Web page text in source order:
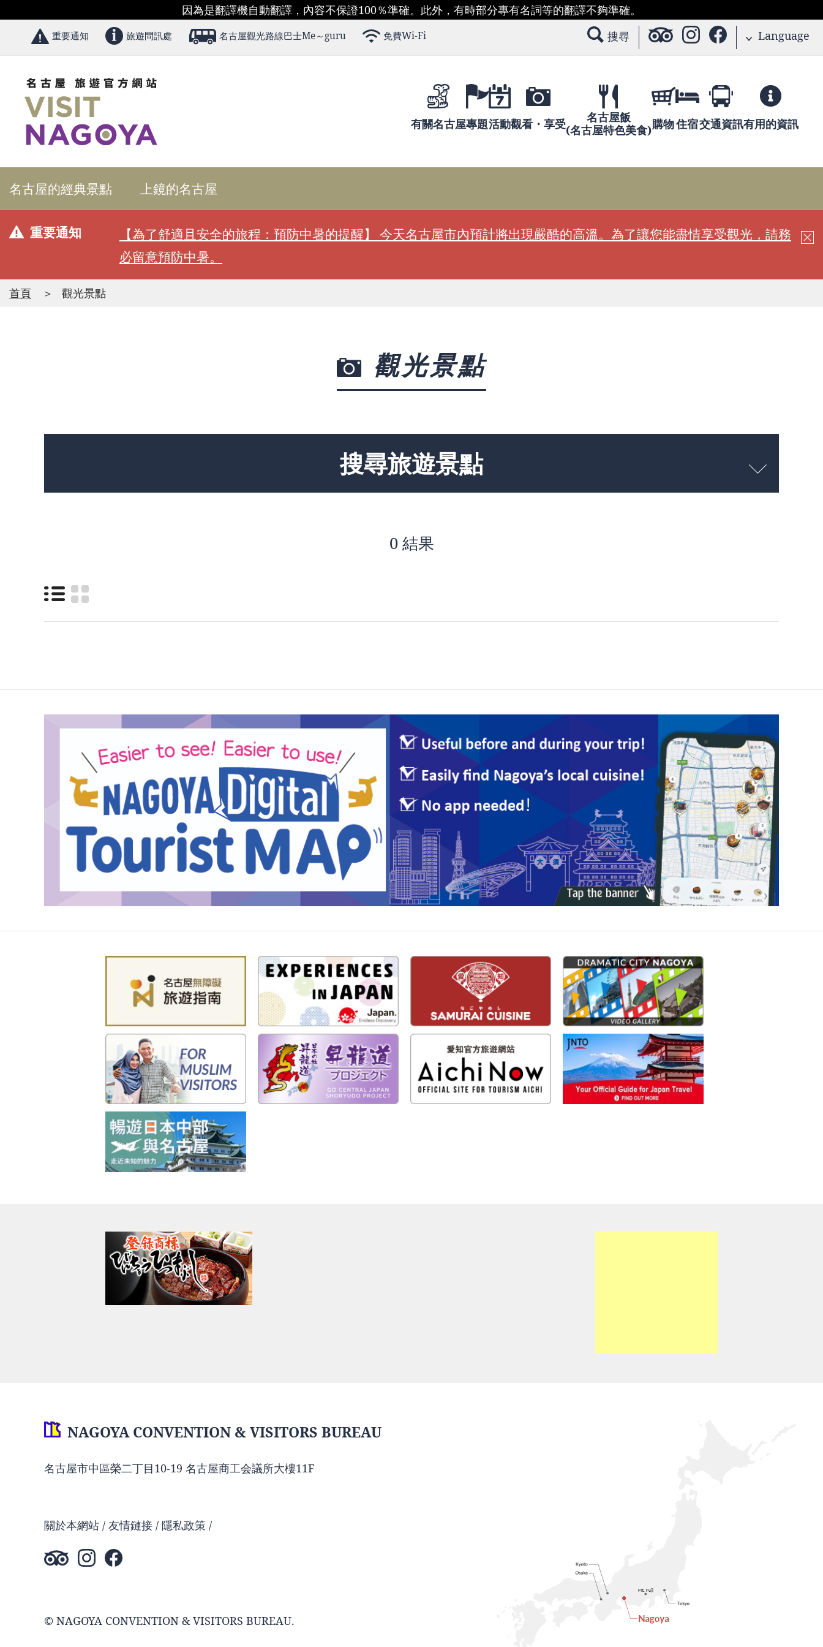
因為是翻譯機自動翻譯，內容不保證100％準確。此外，有時部分專有名詞等的翻譯不夠準確。
重要通知 旅遊問訊處 名古屋觀光路線巴士Me～guru 免費Wi-Fi 搜尋 Language
有關名古屋專題活動觀看・享受
名古屋飯
(名古屋特色美食)購物住宿交通資訊有用的資訊
名古屋的經典景點 上鏡的名古屋
重要通知
【為了舒適且安全的旅程：預防中暑的提醒】 今天名古屋市內預計將出現嚴酷的高溫。為了讓您能盡情享受觀光，請務
必留意預防中暑。
首頁 觀光景點
觀光景點
搜尋旅遊景點
0 結果
NAGOYA CONVENTION & VISITORS BUREAU
名古屋市中區榮二丁目10-19 名古屋商工会議所大樓11F
關於本網站 友情鏈接 隱私政策
© NAGOYA CONVENTION & VISITORS BUREAU.